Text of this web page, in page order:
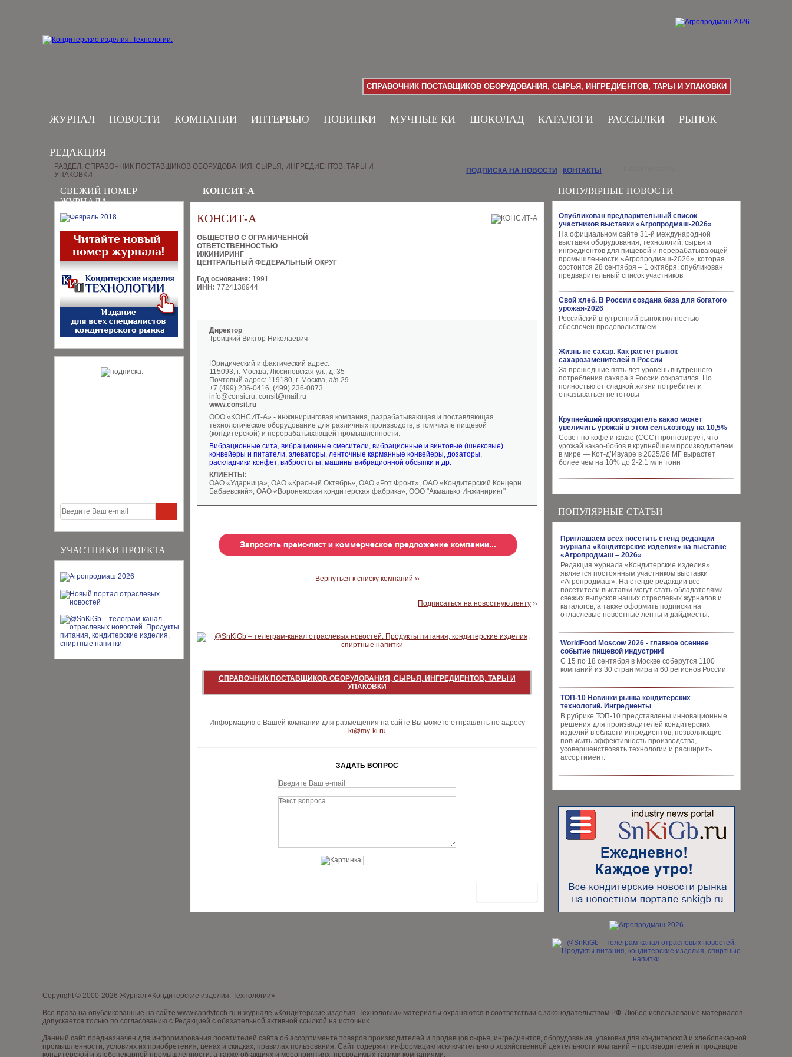
СПРАВОЧНИК ПОСТАВЩИКОВ ОБОРУДОВАНИЯ, СЫРЬЯ, ИНГРЕДИЕНТОВ, ТАРЫ И УПАКОВКИ
ЖУРНАЛ НОВОСТИ КОМПАНИИ ИНТЕРВЬЮ НОВИНКИ МУЧНЫЕ КИ ШОКОЛАД КАТАЛОГИ РАССЫЛКИ РЫНОК
РЕДАКЦИЯ
СВЕЖИЙ НОМЕР
ЖУРНАЛА
УЧАСТНИКИ ПРОЕКТА
ПОПУЛЯРНЫЕ НОВОСТИ
Опубликован предварительный список
участников выставки «Агропродмаш-2026»
На официальном сайте 31-й международной
выставки оборудования, технологий, сырья и
ингредиентов для пищевой и перерабатывающей
промышленности «Агропродмаш-2026», которая
состоится 28 сентября – 1 октября, опубликован
предварительный список участников
Свой хлеб. В России создана база для богатого
урожая-2026
Российский внутренний рынок полностью
обеспечен продовольствием
Жизнь не сахар. Как растет рынок
сахарозаменителей в России
За прошедшие пять лет уровень внутреннего
потребления сахара в России сократился. Но
полностью от сладкой жизни потребители
отказываться не готовы
Крупнейший производитель какао может
увеличить урожай в этом сельхозгоду на 10,5%
Совет по кофе и какао (CCC) прогнозирует, что
урожай какао-бобов в крупнейшем производителем
в мире — Кот-д’Ивуаре в 2025/26 МГ вырастет
более чем на 10% до 2-2,1 млн тонн
ПОПУЛЯРНЫЕ СТАТЬИ
Приглашаем всех посетить стенд редакции
журнала «Кондитерские изделия» на выставке
«Агропродмаш – 2026»
Редакция журнала «Кондитерские изделия»
является постоянным участником выставки
«Агропродмаш». На стенде редакции все
посетители выставки могут стать обладателями
свежих выпусков наших отраслевых журналов и
каталогов, а также оформить подписки на
отласлевые новостные ленты и дайджесты.
WorldFood Moscow 2026 - главное осеннее
событие пищевой индустрии!
С 15 по 18 сентября в Москве соберутся 1100+
компаний из 30 стран мира и 60 регионов России
ТОП-10 Новинки рынка кондитерских
технологий. Ингредиенты
В рубрике ТОП-10 представлены инновационные
решения для производителей кондитерских
изделий в области ингредиентов, позволяющие
повысить эффективность производства,
усовершенствовать технологии и расширить
ассортимент.
РАЗДЕЛ: СПРАВОЧНИК ПОСТАВЩИКОВ ОБОРУДОВАНИЯ, СЫРЬЯ, ИНГРЕДИЕНТОВ, ТАРЫ И
УПАКОВКИ
ПОДПИСКА НА НОВОСТИ КОНТАКТЫ
КОНСИТ-А
КОНСИТ-А
ОБЩЕСТВО С ОГРАНИЧЕННОЙ
ОТВЕТСТВЕННОСТЬЮ
ИЖИНИРИНГ
ЦЕНТРАЛЬНЫЙ ФЕДЕРАЛЬНЫЙ ОКРУГ
Год основания: 1991
ИНН: 7724138944
Директор
Троицкий Виктор Николаевич
Юридический и фактический адрес:
115093, г. Москва, Люсиновская ул., д. 35
Почтовый адрес: 119180, г. Москва, а/я 29
+7 (499) 236-0416, (499) 236-0873
info@consit.ru; consit@mail.ru
www.consit.ru
ООО «КОНСИТ-А» - инжиниринговая компания, разрабатывающая и поставляющая
технологическое оборудование для различных производств, в том числе пищевой
(кондитерской) и перерабатывающей промышленности.
Вибрационные сита, вибрационные смесители, вибрационные и винтовые (шнековые)
конвейеры и питатели, элеваторы, ленточные карманные конвейеры, дозаторы,
раскладчики конфет, вибростолы, машины вибрационной обсыпки и др.
КЛИЕНТЫ:
ОАО «Ударница», ОАО «Красный Октябрь», ОАО «Рот Фронт», ОАО «Кондитерский Концерн
Бабаевский», ОАО «Воронежская кондитерская фабрика», ООО "Акмалько Инжиниринг"
Вернуться к списку компаний ››
Подписаться на новостную ленту ››
СПРАВОЧНИК ПОСТАВЩИКОВ ОБОРУДОВАНИЯ, СЫРЬЯ, ИНГРЕДИЕНТОВ, ТАРЫ И
УПАКОВКИ
Информацию о Вашей компании для размещения на сайте Вы можете отправлять по адресу
ki@my-ki.ru
ЗАДАТЬ ВОПРОС
Copyright © 2000-2026 Журнал «Кондитерские изделия. Технологии»
Все права на опубликованные на сайте www.candytech.ru и журнале «Кондитерские изделия. Технологии» материалы охраняются в соответствии с законодательством РФ. Любое использование материалов
допускается только по согласованию с Редакцией с обязательной активной ссылкой на источник.
Данный сайт предназначен для информирования посетителей сайта об ассортименте товаров производителей и продавцов сырья, ингредиентов, оборудования, упаковки для кондитерской и хлебопекарной
промышленности, условиях их приобретения, ценах и скидках, правилах пользования. Сайт содержит информацию исключительно о хозяйственной деятельности компаний – производителей и продавцов
кондитерской и хлебопекарной промышленности, а также об акциях и мероприятиях, проводимых такими компаниями.